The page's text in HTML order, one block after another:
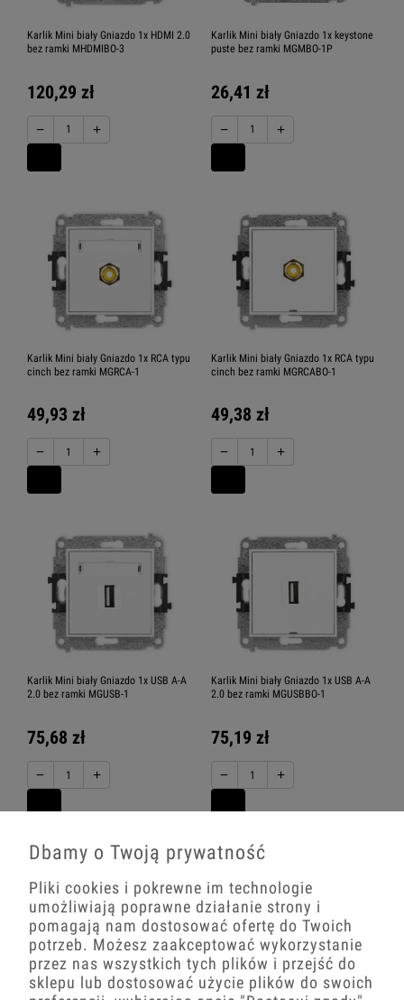
Karlik Mini biały Gniazdo 1x HDMI 2.0
bez ramki MHDMIBO-3
120,29 zł
− +
Karlik Mini biały Gniazdo 1x keystone
puste bez ramki MGMBO-1P
26,41 zł
− +
Karlik Mini biały Gniazdo 1x RCA typu
cinch bez ramki MGRCA-1
49,93 zł
− +
Karlik Mini biały Gniazdo 1x RCA typu
cinch bez ramki MGRCABO-1
49,38 zł
− +
Karlik Mini biały Gniazdo 1x USB A-A
2.0 bez ramki MGUSB-1
75,68 zł
− +
Karlik Mini biały Gniazdo 1x USB A-A
2.0 bez ramki MGUSBBO-1
75,19 zł
− +
Dbamy o Twoją prywatność
Pliki cookies i pokrewne im technologie
umożliwiają poprawne działanie strony i
pomagają nam dostosować ofertę do Twoich
potrzeb. Możesz zaakceptować wykorzystanie
przez nas wszystkich tych plików i przejść do
sklepu lub dostosować użycie plików do swoich